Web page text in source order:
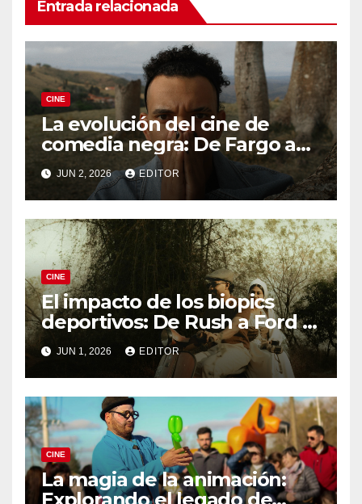
Entrada relacionada
CINE
La evolución del cine de
comedia negra: De Fargo a
Knives Out
JUN 2, 2026 EDITOR
CINE
El impacto de los biopics
deportivos: De Rush a Ford v
Ferrari
JUN 1, 2026 EDITOR
CINE
La magia de la animación:
Explorando el legado de